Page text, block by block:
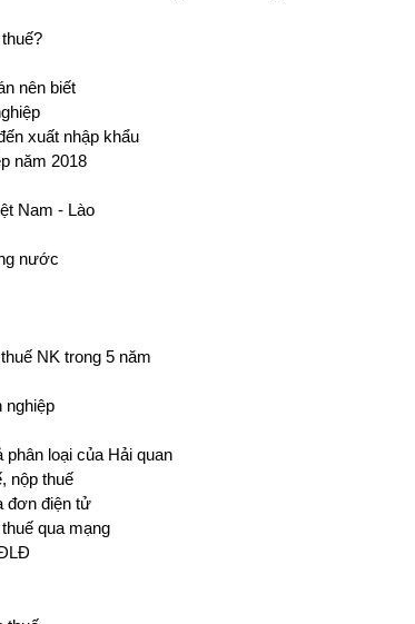
nên biết
xuất nhập khẩu
năm 2018
Nam - Lào
nước
NK trong 5 năm
nghiệp
loại của Hải quan
nộp thuế
đơn điện tử
qua mạng